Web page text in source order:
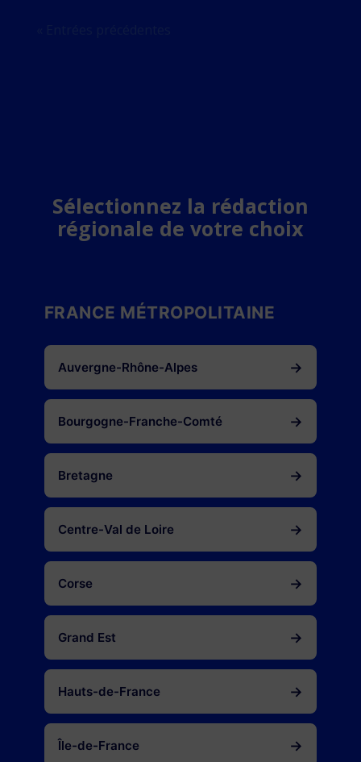
Sélectionnez la rédaction
régionale de votre choix
FRANCE MÉTROPOLITAINE
Auvergne-Rhône-Alpes →
Bourgogne-Franche-Comté →
Bretagne →
Centre-Val de Loire →
Corse →
Grand Est →
Hauts-de-France →
Île-de-France →